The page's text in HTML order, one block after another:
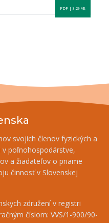
PDF | 3.29 MB
svojich členov fyzických a
poľnohospodárstve,
a žiadateľov o priame
činnosť v Slovenskej
združení v registri
číslom: VVS/1-900/90-